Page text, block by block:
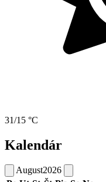
31/15 °C
Kalendár
August2026